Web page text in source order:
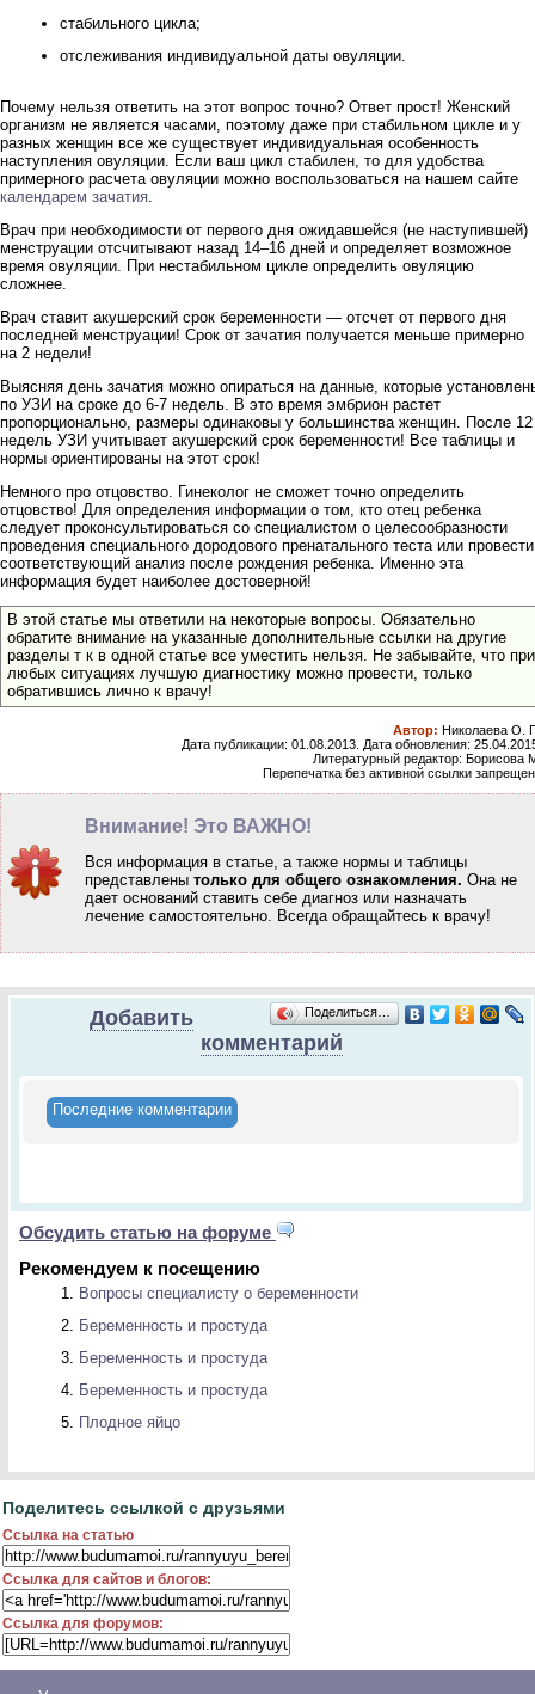
стабильного цикла;
отслеживания индивидуальной даты овуляции.
Почему нельзя ответить на этот вопрос точно? Ответ прост! Женский
организм не является часами, поэтому даже при стабильном цикле и у
разных женщин все же существует индивидуальная особенность
наступления овуляции. Если ваш цикл стабилен, то для удобства
примерного расчета овуляции можно воспользоваться на нашем сайте
календарем зачатия
Врач при необходимости от первого дня ожидавшейся (не наступившей)
менструации отсчитывают назад 14–16 дней и определяет возможное
время овуляции. При нестабильном цикле определить овуляцию
сложнее.
Врач ставит акушерский срок беременности — отсчет от первого дня
последней менструации! Срок от зачатия получается меньше примерно
на 2 недели!
Выясняя день зачатия можно опираться на данные, которые
по УЗИ на сроке до 6-7 недель. В это время эмбрион растет
пропорционально, размеры одинаковы у большинства женщин. После 12
недель УЗИ учитывает акушерский срок беременности! Все таблицы и
нормы ориентированы на этот срок!
Немного про отцовство. Гинеколог не сможет точно определить
отцовство! Для определения информации о том, кто отец ребенка
следует проконсультироваться со специалистом о целесообразности
проведения специального дородового пренатального теста или провести
соответствующий анализ после рождения ребенка. Именно эта
информация будет наиболее достоверной!
В этой статье мы ответили на некоторые вопросы. Обязательно
обратите внимание на указанные дополнительные ссылки на другие
разделы т к в одной статье все уместить нельзя. Не забывайте, что при
любых ситуациях лучшую диагностику можно провести, только
обратившись лично к врачу!
Автор: Николаева О.
Дата публикации: 01.08.2013. Дата обновления:
Литературный редактор: Борисова
Перепечатка без активной ссылки
Внимание! Это ВАЖНО!
Вся информация в статье, а также нормы и таблицы
представлены только для общего ознакомления. Она не
дает оснований ставить себе диагноз или назначать
лечение самостоятельно. Всегда обращайтесь к врачу!
Поделиться…
Добавить
комментарий
Последние комментарии
Обсудить статью на форуме
Рекомендуем к посещению
Вопросы специалисту о беременности
Беременность и простуда
Беременность и простуда
Беременность и простуда
Плодное яйцо
Поделитесь ссылкой с друзьями
Ссылка на статью
Ссылка для сайтов и блогов:
Ссылка для форумов: